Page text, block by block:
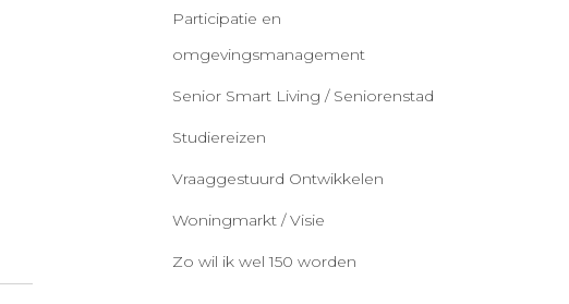
Participatie en
omgevingsmanagement
Senior Smart Living / Seniorenstad
Studiereizen
Vraaggestuurd Ontwikkelen
Woningmarkt / Visie
Zo wil ik wel 150 worden